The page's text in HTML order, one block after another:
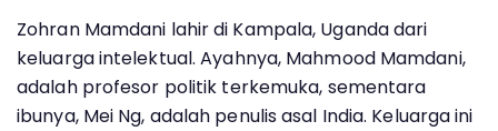
Zohran Mamdani lahir di Kampala, Uganda dari
keluarga intelektual. Ayahnya, Mahmood Mamdani,
adalah profesor politik terkemuka, sementara
ibunya, Mei Ng, adalah penulis asal India. Keluarga ini